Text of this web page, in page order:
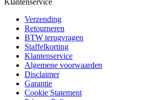
Verzending
Retourneren
BTW terugvragen
Staffelkorting
Klantenservice
Algemene voorwaarden
Disclaimer
Garantie
Cookie Statement